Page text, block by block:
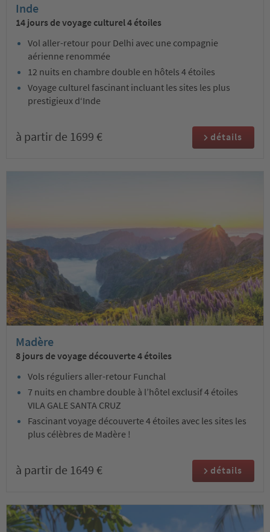
Inde
14 jours de voyage culturel 4 étoiles
Vol aller-retour pour Delhi avec une compagnie
aérienne renommée
12 nuits en chambre double en hôtels 4 étoiles
Voyage culturel fascinant incluant les sites les plus
prestigieux d‘Inde
à partir de 1699 € détails
Madère
8 jours de voyage découverte 4 étoiles
Vols réguliers aller-retour Funchal
7 nuits en chambre double à l’hôtel exclusif 4 étoiles
VILA GALE SANTA CRUZ
Fascinant voyage découverte 4 étoiles avec les sites les
plus célèbres de Madère !
à partir de 1649 € détails